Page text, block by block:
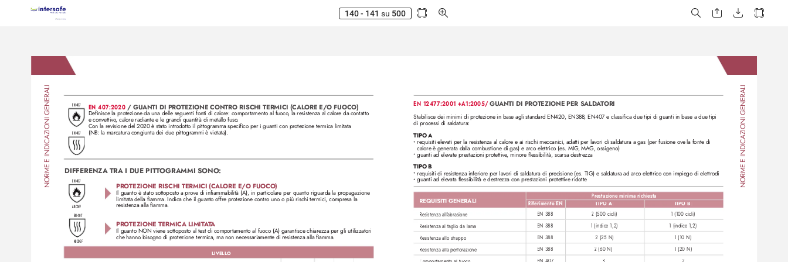
140 - 141 su 500
NORME E INDICAZIONI GENERALI
PROTEZIONE TERMICA LIMITATA
Il guanto NON viene sottoposto al test di comportamento al fuoco (A) garantisce chiarezza per gli utilizzatori
che hanno bisogno di protezione termica, ma non necessariamente di resistenza alla fiamma.
EN 407:2020 / GUANTI DI PROTEZIONE CONTRO RISCHI TERMICI (CALORE E/O FUOCO)
Definisce la protezione da una delle seguenti fonti di calore: comportamento al fuoco, la resistenza al calore da contatto
e convettivo, calore radiante e le grandi quantità di metallo fuso.
Con la revisione del 2020 è stato introdotto il pittogramma specifico per i guanti con protezione termica limitata
(NB: la marcatura congiunta dei due pittogrammi è vietata).
DIFFERENZA TRA I DUE PITTOGRAMMI SONO:
EN 407
EN 407
EN 407
ABCDEF
EN 407
ABCDEF
LIVELLO
PROTEZIONE RISCHI TERMICI (CALORE E/O FUOCO)
Il guanto è stato sottoposto a prove di infiammabilità (A), in particolare per quanto riguarda la propagazione
limitata della fiamma. Indica che il guanto offre protezione contro uno o più rischi termici, compresa la
resistenza alla fiamma.
NORME E INDICAZIONI GENERALI
EN 12477:2001 +A1:2005/ GUANTI DI PROTEZIONE PER SALDATORI
Stabilisce dei minimi di protezione in base agli standard EN420, EN388, EN407 e classifica due tipi di guanti in base a due tipi
di processi di saldatura:
TIPO A
• requisiti elevati per la resistenza al calore e ai rischi meccanici, adatti per lavori di saldatura a gas (per fusione ove la fonte di
calore è generata dalla combustione di gas) e arco elettrico (es. MIG, MAG, ossigeno)
• guanti ad elevate prestazioni protettive, minore flessibilità, scarsa destrezza
TIPO B
• requisiti di resistenza inferiore per lavori di saldatura di precisione (es. TIG) e saldatura ad arco elettrico con impiego di elettrodi
• guanti ad elevata flessibilità e destrezza con prestazioni protettive ridotte
REQUISITI GENERALI
Prestazione minima richiesta
Riferimento EN
TIPO A TIPO B
Resistenza all'abrasione EN 388 2 (500 cicli)
1 (100 cicli)
Resistenza al taglio da lama
EN 388 1 (indice 1,2)
1 (indice 1,2)
Resistenza allo strappo
EN 388 2 (25 N)
1 (10 N)
Resistenza alla perforazione
EN 388 2 (60 N)
1 (20 N)